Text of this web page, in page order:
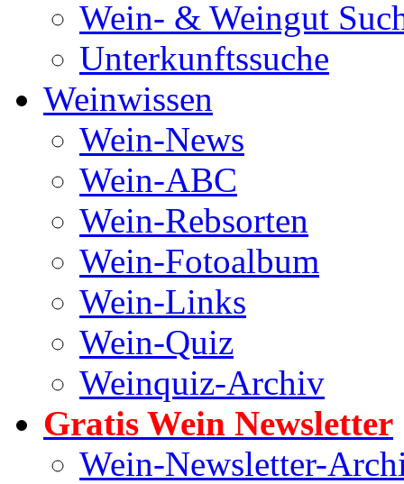
Wein- & Weingut
Unterkunftssuche
Weinwissen
Wein-News
Wein-ABC
Wein-Rebsorten
Wein-Fotoalbum
Wein-Links
Wein-Quiz
Weinquiz-Archiv
Gratis Wein Newsletter
Wein-Newsletter-